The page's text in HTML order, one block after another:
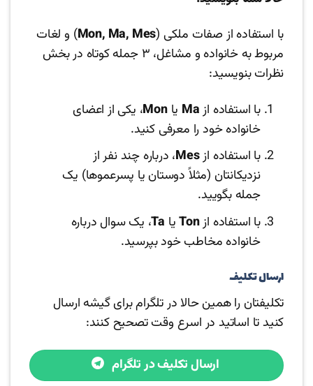
با استفاده از صفات ملکی (Mon, Ma, Mes) و لغات
مربوط به خانواده و مشاغل، ۳ جمله کوتاه در بخش
نظرات بنویسید:
با استفاده ازMa یاMon، یکی از اعضای
خانواده خود را معرفی کنید.
با استفاده ازMes، درباره چند نفر از
نزدیکانتان (مثلاً دوستان یا پسرعموها) یک
جمله بگویید.
با استفاده ازTonیا Ta، یک سوال درباره
خانواده مخاطب خود بپرسید.
ارسال تکلیف
تکلیفتان را همین حالا در تلگرام برای گیشه ارسال
کنید تا اساتید در اسرع وقت تصحیح کنند:
ارسال تکلیف در تلگرام